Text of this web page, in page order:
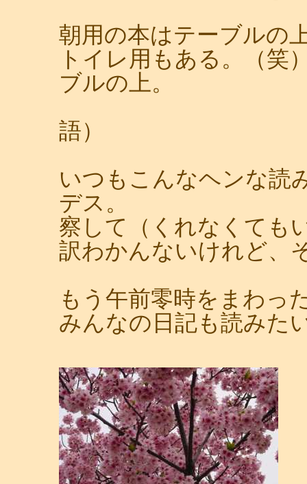
朝用の本はテーブルの
トイレ用もある。（笑
ブルの上。
語）
いつもこんなヘンな読
デス。
察して（くれなくても
訳わかんないけれど、
もう午前零時をまわっ
みんなの日記も読みた